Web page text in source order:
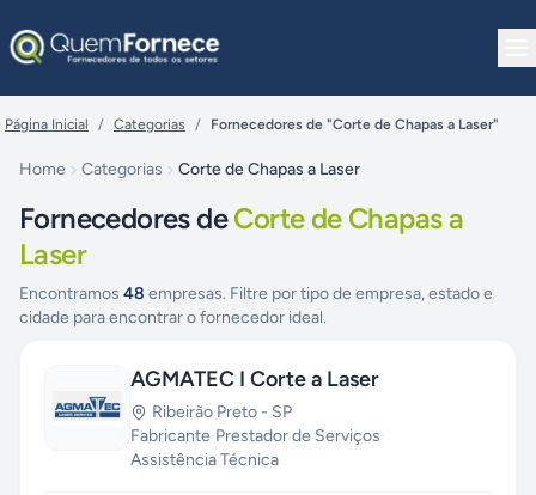
Página Inicial / Categorias / Fornecedores de "Corte de Chapas a Laser"
Home Categorias Corte de Chapas a Laser
Fornecedores deCorte de Chapas a
Laser
Encontramos 48 empresas. Filtre por tipo de empresa, estado e
cidade para encontrar o fornecedor ideal.
AGMATEC I Corte a Laser
Ribeirão Preto - SP
Fabricante·Prestador de Serviços·
Assistência Técnica